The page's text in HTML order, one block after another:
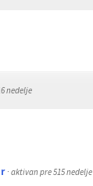
nedelje
· aktivan pre 515 nedelje